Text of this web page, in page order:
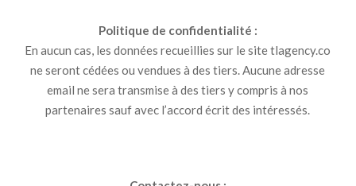
Politique de confidentialité :
En aucun cas, les données recueillies sur le site tlagency.co
ne seront cédées ou vendues à des tiers. Aucune adresse
email ne sera transmise à des tiers y compris à nos
partenaires sauf avec l’accord écrit des intéressés.